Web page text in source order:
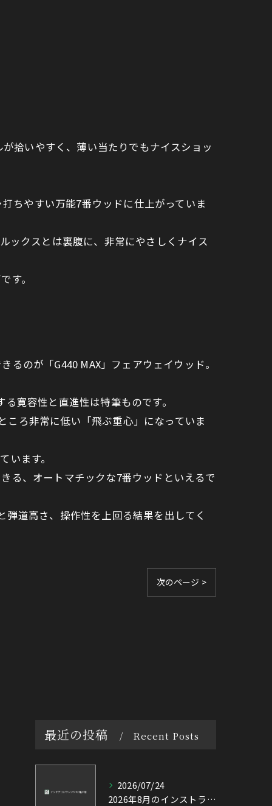
拾いやすく、薄い当たりでもナイスショッ
ちやすい万能7番ウッドに仕上がっていま
ックスとは裏腹に、非常にやさしくナイス
す。
のが「G440 MAX」フェアウェイウッド。
寛容性と直進性は特筆ものです。
ころ非常に低い「飛ぶ重心」になっていま
ています。
る、オートマチックな7番ウッドといえるで
道高さ、操作性を上回る結果を出してく
次のページ >
最近の投稿 Recent Posts
2026/07/24
2026年8月のインストラクター出勤表